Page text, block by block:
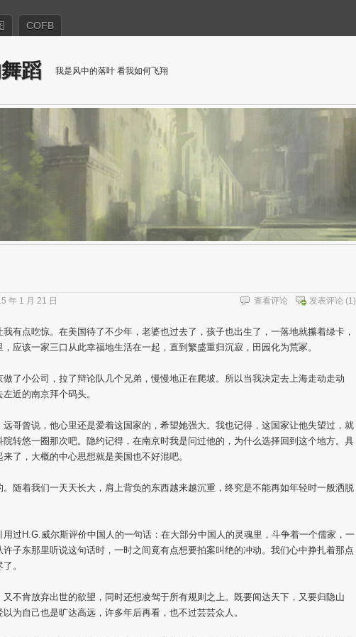
COFB
蹈 我是风中的落叶 看我如何飞翔
年 1 月 21 日 发表评论 (1)
查看评论
有点吃惊。在美国待了不少年，老婆也过去了，孩子也出生了，一落地就攥着绿卡，
应该一家三口从此幸福地生活在一起，直到繁盛重归沉寂，田园化为荒冢。
了小公司，拉了辩论队几个兄弟，慢慢地正在爬坡。所以当我决定去上海走动走动
近的南京拜个码头。
远哥曾说，他心里还是爱着这国家的，希望她强大。我也记得，这国家让他失望过，就
转悠一圈那次吧。隐约记得，在南京时我是问过他的，为什么选择回到这个地方。具
了，大概的中心思想就是美国也不好混吧。
随着我们一天天长大，肩上背负的东西越来越沉重，终究是不能再如年轻时一般洒脱
用过H.G.威尔斯评价中国人的一句话：在大部分中国人的灵魂里，斗争着一个儒家，一
子东那里听说这句话时，一时之间竟有点想要拍案叫绝的冲动。我们心中挣扎着那点
。
不肯放弃出世的欲望，同时还想凌驾于所有规则之上。既要闻达天下，又要归隐山
为自己也是旷达高远，许多年后再看，也不过芸芸众人。